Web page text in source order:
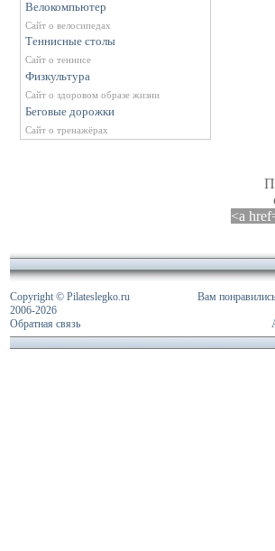
Велокомпьютер
Сайт о велосипедах
Теннисные столы
Сайт о теннисе
Физкультура
Сайт о здоровом образе жизни
Беговые дорожки
Сайт о тренажёрах
<a
Copyright © Pilateslegko.ru
2006-2026
Обратная связь
Вам